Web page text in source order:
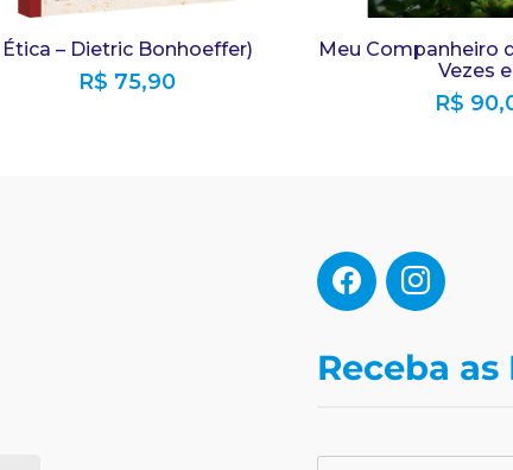
Ética – Dietric Bonhoeffer)
R$ 75,90
Meu Companheiro
Vezes
R$
Receba